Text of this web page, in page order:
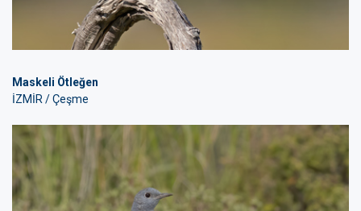
Maskeli Ötleğen
İZMİR / Çeşme